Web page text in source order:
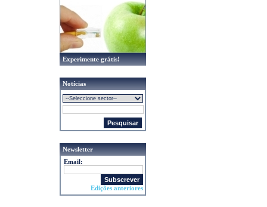
Experimente grátis!
Notícias
Newsletter
Email:
Edições anteriores